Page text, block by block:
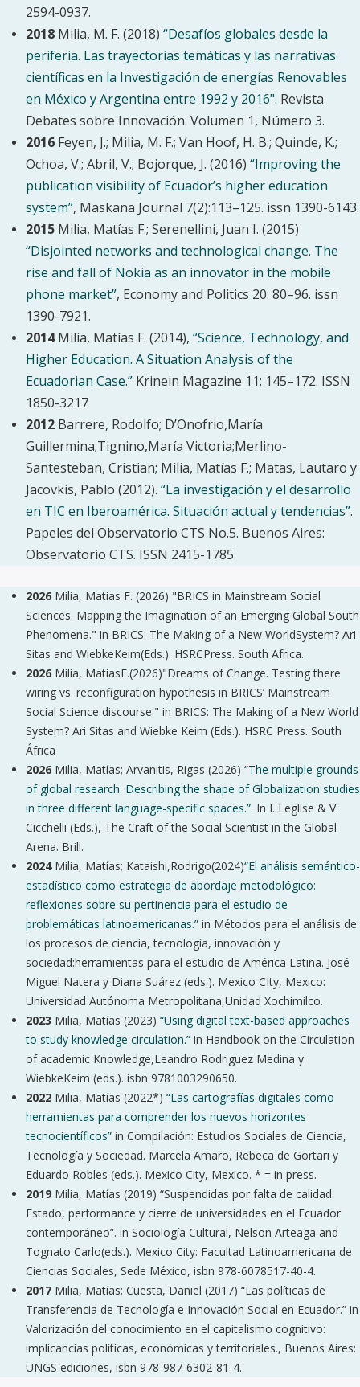
2594-0937.
2018 Milia, M. F. (2018) “Desafíos globales desde la
periferia. Las trayectorias temáticas y las narrativas
científicas en la Investigación de energías Renovables
en México y Argentina entre 1992 y 2016". Revista
Debates sobre Innovación. Volumen 1, Número 3.
2016 Feyen, J.; Milia, M. F.; Van Hoof, H. B.; Quinde, K.;
Ochoa, V.; Abril, V.; Bojorque, J. (2016) “Improving the
publication visibility of Ecuador’s higher education
system”, Maskana Journal 7(2):113–125. issn 1390-6143.
2015 Milia, Matías F.; Serenellini, Juan I. (2015)
“Disjointed networks and technological change. The
rise and fall of Nokia as an innovator in the mobile
phone market”, Economy and Politics 20: 80–96. issn
1390-7921.
2014Milia, Matías F. (2014), “Science, Technology, and
Higher Education. A Situation Analysis of the
Ecuadorian Case.” Krinein Magazine 11: 145–172. ISSN
1850-3217
2012 Barrere, Rodolfo; D’Onofrio,María
Guillermina;Tignino,María Victoria;Merlino-
Santesteban, Cristian; Milia, Matías F.; Matas, Lautaro y
Jacovkis, Pablo (2012). “La investigación y el desarrollo
en TIC en Iberoamérica. Situación actual y tendencias”.
Papeles del Observatorio CTS No.5. Buenos Aires:
Observatorio CTS. ISSN 2415-1785
2026 Milia, Matias F. (2026) "BRICS in Mainstream Social
Sciences. Mapping the Imagination of an Emerging Global South
Phenomena." in BRICS: The Making of a New WorldSystem? Ari
Sitas and WiebkeKeim(Eds.). HSRCPress. South Africa.
2026 Milia, MatiasF.(2026)"Dreams of Change. Testing there
wiring vs. reconfiguration hypothesis in BRICS’ Mainstream
Social Science discourse." in BRICS: The Making of a New World
System? Ari Sitas and Wiebke Keim (Eds.). HSRC Press. South
África
2026 Milia, Matías; Arvanitis, Rigas (2026) “The multiple grounds
of global research. Describing the shape of Globalization studies
in three different language-specific spaces.”. In I. Leglise & V.
Cicchelli (Eds.), The Craft of the Social Scientist in the Global
Arena. Brill.
2024Milia, Matías; Kataishi,Rodrigo(2024)“El análisis semántico-
estadístico como estrategia de abordaje metodológico:
reflexiones sobre su pertinencia para el estudio de
problemáticas latinoamericanas.” in Métodos para el análisis de
los procesos de ciencia, tecnología, innovación y
sociedad:herramientas para el estudio de América Latina. José
Miguel Natera y Diana Suárez (eds.). Mexico CIty, Mexico:
Universidad Autónoma Metropolitana,Unidad Xochimilco.
2023 Milia, Matías (2023) “Using digital text-based approaches
to study knowledge circulation.” in Handbook on the Circulation
of academic Knowledge,Leandro Rodriguez Medina y
WiebkeKeim (eds.). isbn 9781003290650.
2022 Milia, Matías (2022*) “Las cartografías digitales como
herramientas para comprender los nuevos horizontes
tecnocientíficos” in Compilación: Estudios Sociales de Ciencia,
Tecnología y Sociedad. Marcela Amaro, Rebeca de Gortari y
Eduardo Robles (eds.). Mexico City, Mexico. * = in press.
2019 Milia, Matías (2019) “Suspendidas por falta de calidad:
Estado, performance y cierre de universidades en el Ecuador
contemporáneo”. in Sociología Cultural, Nelson Arteaga and
Tognato Carlo(eds.). Mexico City: Facultad Latinoamericana de
Ciencias Sociales, Sede México, isbn 978-6078517-40-4.
2017 Milia, Matías; Cuesta, Daniel (2017) “Las políticas de
Transferencia de Tecnología e Innovación Social en Ecuador.” in
Valorización del conocimiento en el capitalismo cognitivo:
implicancias políticas, económicas y territoriales., Buenos Aires:
UNGS ediciones, isbn 978-987-6302-81-4.